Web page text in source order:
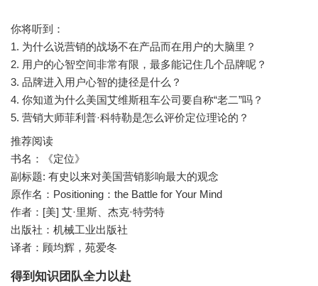
你将听到：
1. 为什么说营销的战场不在产品而在用户的大脑里？
2. 用户的心智空间非常有限，最多能记住几个品牌呢？
3. 品牌进入用户心智的捷径是什么？
4. 你知道为什么美国艾维斯租车公司要自称“老二”吗？
推荐阅读
书名：《定位》
副标题: 有史以来对美国营销影响最大的观念
原作名：Positioning：the Battle for Your Mind
作者：[美] 艾·里斯、杰克·特劳特
出版社：机械工业出版社
译者：顾均辉，苑爱冬
得到知识团队全力以赴